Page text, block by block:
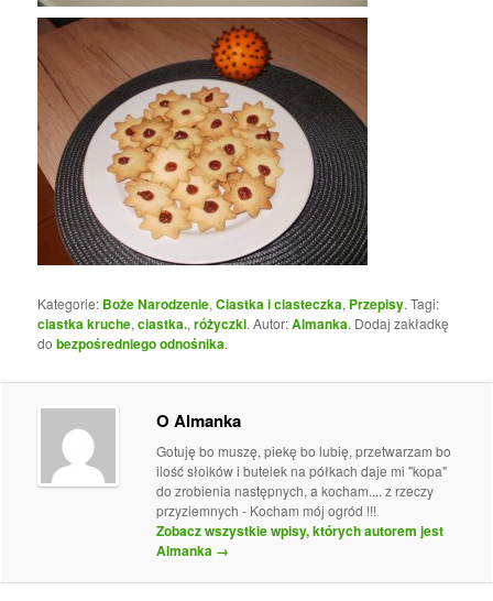
Kategorie: Boże Narodzenie,Ciastka i ciasteczka, Przepisy. Tagi:
ciastka kruche,ciastka.,różyczki. Autor:Almanka. Dodaj zakładkę
dobezpośredniego odnośnika.
O Almanka
Gotuję bo muszę, piekę bo lubię, przetwarzam bo
ilość słoików i butelek na półkach daje mi "kopa"
do zrobienia następnych, a kocham.... z rzeczy
przyziemnych - Kocham mój ogród !!!
Zobacz wszystkie wpisy, których autorem jest
Almanka →